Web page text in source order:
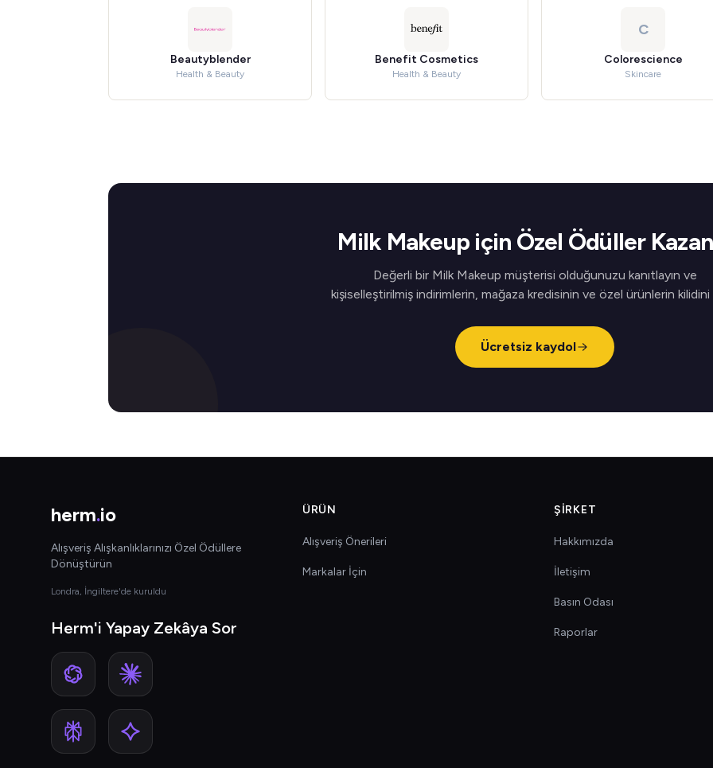
Beautyblender
Health & Beauty
Benefit Cosmetics
Health & Beauty
C
Colorescience
Skincare
Milk Makeup için Özel Ödüller
Değerli bir Milk Makeup müşterisi olduğunuzu kanıtlayın ve
kişiselleştirilmiş indirimlerin, mağaza kredisinin ve özel ürünlerin kilidini
Ücretsiz kaydol
herm.io
Alışveriş Alışkanlıklarınızı Özel Ödüllere
Dönüştürün
Londra, İngiltere'de kuruldu
Herm'i Yapay Zekâya Sor
ÜRÜN
Alışveriş Önerileri
Markalar İçin
ŞIRKET
Hakkımızda
İletişim
Basın Odası
Raporlar